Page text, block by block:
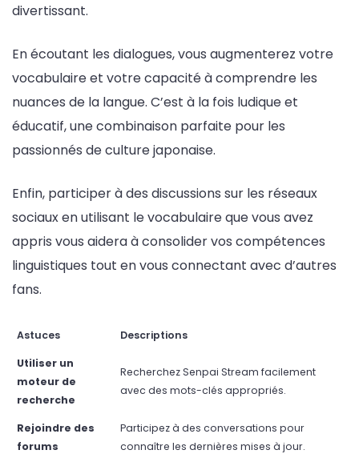
divertissant.
En écoutant les dialogues, vous augmenterez votre
vocabulaire et votre capacité à comprendre les
nuances de la langue. C’est à la fois ludique et
éducatif, une combinaison parfaite pour les
passionnés de culture japonaise.
Enfin, participer à des discussions sur les réseaux
sociaux en utilisant le vocabulaire que vous avez
appris vous aidera à consolider vos compétences
linguistiques tout en vous connectant avec d’autres
fans.
Astuces Descriptions
Utiliser un
moteur de
recherche
Recherchez Senpai Stream facilement
avec des mots-clés appropriés.
Rejoindre des
forums
Participez à des conversations pour
connaître les dernières mises à jour.